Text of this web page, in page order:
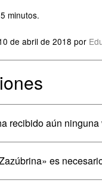
minutos.
de abril de 2018 por
recibido aún
es